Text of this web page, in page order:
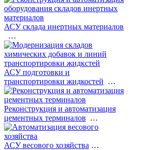
АСУ склада инертных материалов
…
АСУ подготовки и
транспортировки жидкостей …
Реконструкция и автоматизация
цементных терминалов …
АСУ весового хозяйства …